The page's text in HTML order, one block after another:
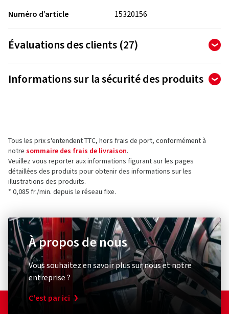
Numéro d’article
15320156
Évaluations des clients (27)
4,81 / 5 Étoiles
sur un total de 27 évaluations
5 étoiles (23)
4 étoiles
3 étoiles
2 étoiles
Informations sur la sécurité des produits
38871 Ilsenburg
Allemagne
Contact pour la sécurité des produits (pas pour
le service client)
Tous les prix s'entendent TTC, hors frais de port, conformément à
notre sommaire des frais de livraison.
Veuillez vous reporter aux informations figurant sur les pages
détaillées des produits pour obtenir des informations sur les
illustrations des produits.
* 0,085 fr./min. depuis le réseau fixe.
À propos de nous
Vous souhaitez en savoir plus sur nous et notre
entreprise ?
C'est par ici